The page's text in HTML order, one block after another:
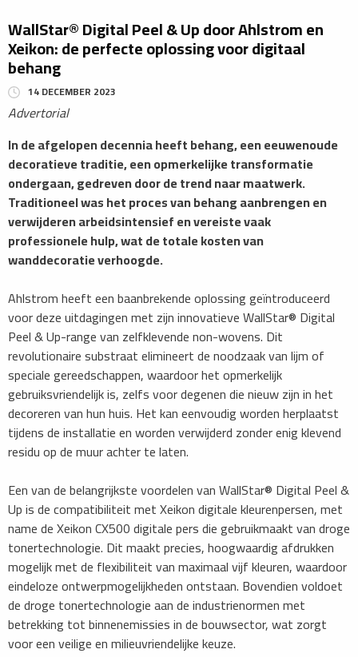
WallStar® Digital Peel & Up door Ahlstrom en
Xeikon: de perfecte oplossing voor digitaal
behang
14 DECEMBER 2023
Advertorial
In de afgelopen decennia heeft behang, een eeuwenoude
decoratieve traditie, een opmerkelijke transformatie
ondergaan, gedreven door de trend naar maatwerk.
Traditioneel was het proces van behang aanbrengen en
verwijderen arbeidsintensief en vereiste vaak
professionele hulp, wat de totale kosten van
wanddecoratie verhoogde.
Ahlstrom heeft een baanbrekende oplossing geïntroduceerd
voor deze uitdagingen met zijn innovatieve WallStar® Digital
Peel & Up-range van zelfklevende non-wovens. Dit
revolutionaire substraat elimineert de noodzaak van lijm of
speciale gereedschappen, waardoor het opmerkelijk
gebruiksvriendelijk is, zelfs voor degenen die nieuw zijn in het
decoreren van hun huis. Het kan eenvoudig worden herplaatst
tijdens de installatie en worden verwijderd zonder enig klevend
residu op de muur achter te laten.
Een van de belangrijkste voordelen van WallStar® Digital Peel &
Up is de compatibiliteit met Xeikon digitale kleurenpersen, met
name de Xeikon CX500 digitale pers die gebruikmaakt van droge
tonertechnologie. Dit maakt precies, hoogwaardig afdrukken
mogelijk met de flexibiliteit van maximaal vijf kleuren, waardoor
eindeloze ontwerpmogelijkheden ontstaan. Bovendien voldoet
de droge tonertechnologie aan de industrienormen met
betrekking tot binnenemissies in de bouwsector, wat zorgt
voor een veilige en milieuvriendelijke keuze.